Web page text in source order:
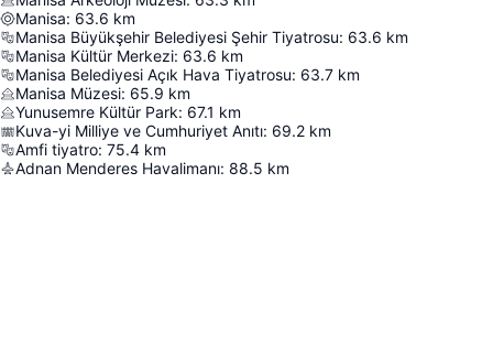
Manisa: 63.6 km
Manisa Büyükşehir Belediyesi Şehir Tiyatrosu: 63.6 km
Manisa Kültür Merkezi: 63.6 km
Manisa Belediyesi Açık Hava Tiyatrosu: 63.7 km
Manisa Müzesi: 65.9 km
Yunusemre Kültür Park: 67.1 km
Kuva-yi Milliye ve Cumhuriyet Anıtı: 69.2 km
Amfi tiyatro: 75.4 km
Adnan Menderes Havalimanı: 88.5 km